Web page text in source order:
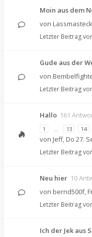
Moin aus dem
von
Letzter Beitrag
Gude aus der
von
Letzter Beitrag
Hallo 161
1 … 13 14
von Jeff, Do 27.
Letzter Beitrag
Neu hier 10
von bernd500f,
Letzter Beitrag
Ich der Jek aus